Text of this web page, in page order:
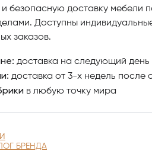
безопасную доставку мебели
Доступны
заказов.
доставка на следующий
доставка от 3-х недель после
в любую точку мира
БРЕНДА